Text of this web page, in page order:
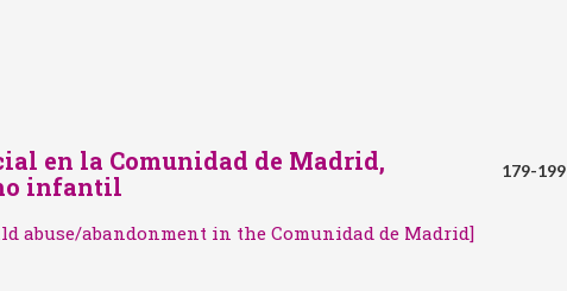
en la Comunidad de Madrid,
infantil
abuse/abandonment in the Comunidad de Madrid]
179-199